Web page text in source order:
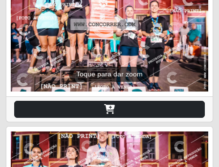
Toque para dar zoom